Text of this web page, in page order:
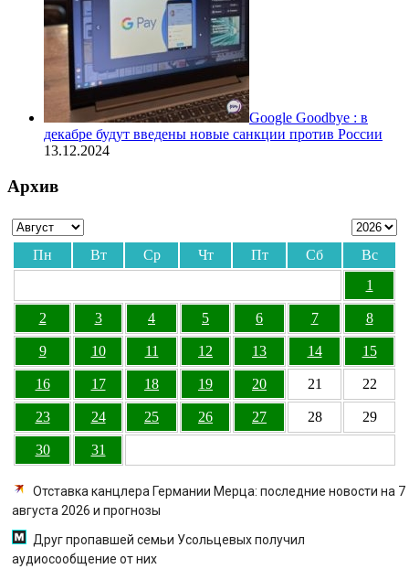
Google Goodbye : в
декабре будут введены новые санкции против России
13.12.2024
Архив
Пн Вт Ср Чт Пт Сб
Вс
1
2 3 4 5 6 7 8
9 10 11 12 13 14 15
16 17 18 19 20 21 22
23 24 25 26 27 28 29
30 31
Отставка канцлера Германии Мерца: последние новости на 7
августа 2026 и прогнозы
Друг пропавшей семьи Усольцевых получил
аудиосообщение от них